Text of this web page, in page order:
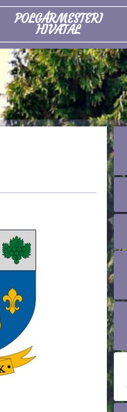
POLGÁRMESTERI
HIVATAL